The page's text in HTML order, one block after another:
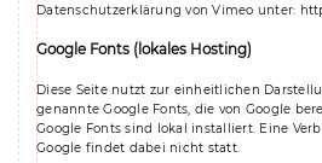
Datenschutzerklärung von Vimeo unter:
Google Fonts (lokales Hosting)
Diese Seite nutzt zur einheitlichen
genannte Google Fonts, die von Google
Google Fonts sind lokal installiert. Eine
Google findet dabei nicht statt.